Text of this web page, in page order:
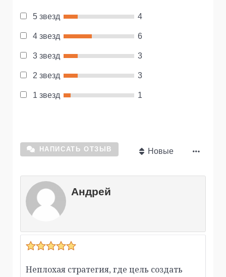
5 звезд 4
4 звезд 6
3 звезд 3
2 звезд 3
1 звезд 1
НАПИСАТЬ ОТЗЫВ Новые
Андрей
Неплохая стратегия, где цель создать